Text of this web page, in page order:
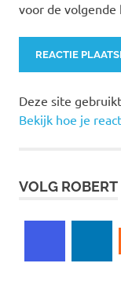
voor de volgende
Deze site
Bekijk hoe je
VOLG ROBERT